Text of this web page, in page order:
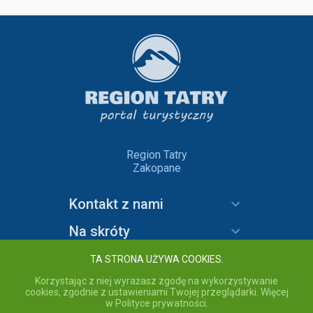
Region Tatry
Zakopane
Kontakt z nami
Na skróty
Informacje
TA STRONA UŻYWA COOKIES.
Korzystając z niej wyrażasz zgodę na wykorzystywanie
cookies, zgodnie z ustawieniami Twojej przeglądarki. Więcej
w Polityce prywatności.